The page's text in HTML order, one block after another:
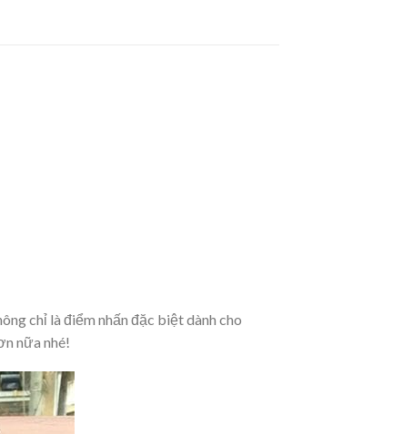
chỉ là điểm nhấn đặc biệt dành cho
nữa nhé!